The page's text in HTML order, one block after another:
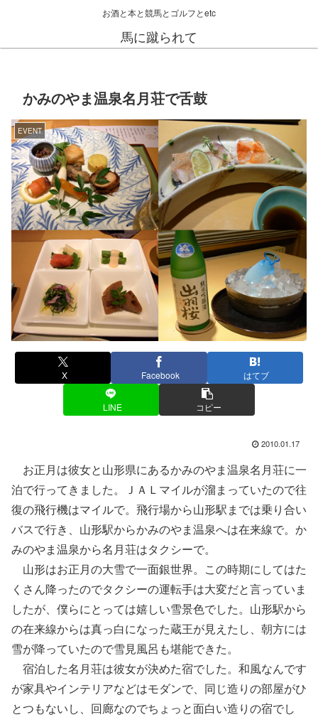
お酒と本と競馬とゴルフとetc
馬に蹴られて
かみのやま温泉名月荘で舌鼓
EVENT
X Facebook はてブ
LINE コピー
2010.01.17
お正月は彼女と山形県にあるかみのやま温泉名月荘に一
泊で行ってきました。ＪＡＬマイルが溜まっていたので往
復の飛行機はマイルで。飛行場から山形駅までは乗り合い
バスで行き、山形駅からかみのやま温泉へは在来線で。か
みのやま温泉から名月荘はタクシーで。
山形はお正月の大雪で一面銀世界。この時期にしてはた
くさん降ったのでタクシーの運転手は大変だと言っていま
したが、僕らにとっては嬉しい雪景色でした。山形駅から
の在来線からは真っ白になった蔵王が見えたし、朝方には
雪が降っていたので雪見風呂も堪能できた。
宿泊した名月荘は彼女が決めた宿でした。和風なんです
が家具やインテリアなどはモダンで、同じ造りの部屋がひ
とつもないし、回廊なのでちょっと面白い造りの宿でし